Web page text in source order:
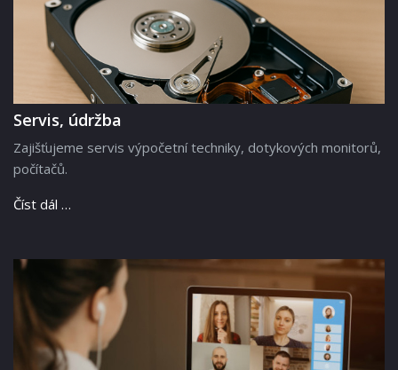
Servis, údržba
Zajišťujeme servis výpočetní techniky, dotykových monitorů,
počítačů.
Číst dál …